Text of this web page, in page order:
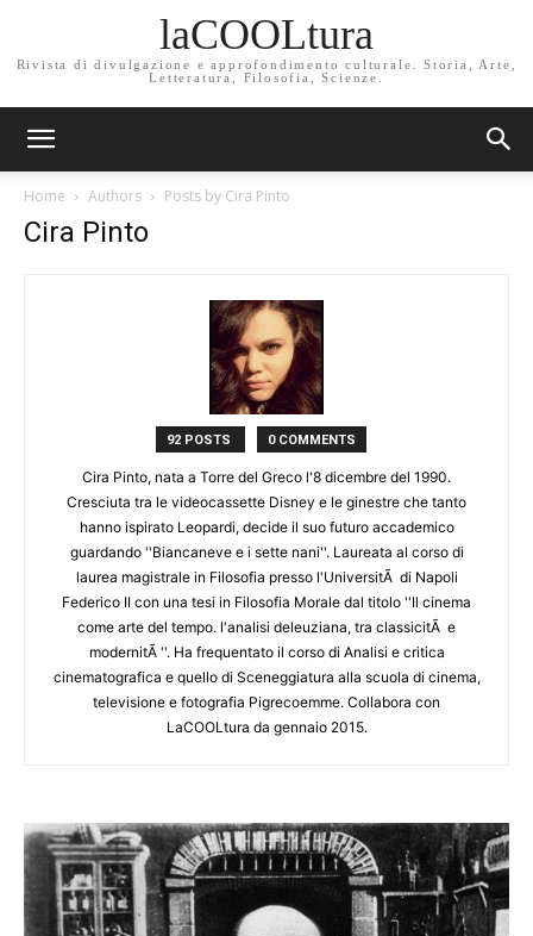
laCOOLtura
Rivista di divulgazione e approfondimento culturale. Storia, Arte,
Letteratura, Filosofia, Scienze.
Home Authors Posts by Cira Pinto
Cira Pinto
92 POSTS 0 COMMENTS
Cira Pinto, nata a Torre del Greco l'8 dicembre del 1990.
Cresciuta tra le videocassette Disney e le ginestre che tanto
hanno ispirato Leopardi, decide il suo futuro accademico
guardando ''Biancaneve e i sette nani''. Laureata al corso di
laurea magistrale in Filosofia presso l'UniversitÃ di Napoli
Federico II con una tesi in Filosofia Morale dal titolo ''Il cinema
come arte del tempo. l'analisi deleuziana, tra classicitÃ e
modernitÃ ''. Ha frequentato il corso di Analisi e critica
cinematografica e quello di Sceneggiatura alla scuola di cinema,
televisione e fotografia Pigrecoemme. Collabora con
LaCOOLtura da gennaio 2015.